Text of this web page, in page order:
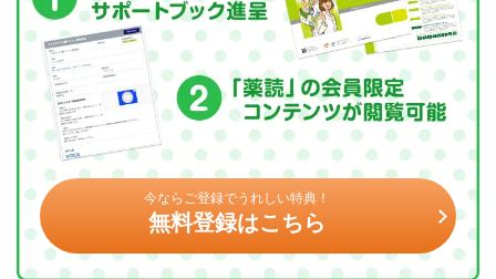
今ならご登録でうれしい特典！
無料登録はこちら